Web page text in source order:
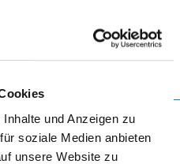
und Anzeigen zu
soziale Medien anbieten
unsere Website zu